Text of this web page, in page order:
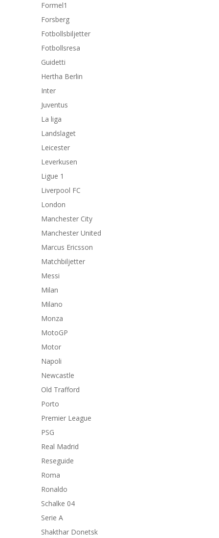
Formel1
Forsberg
Fotbollsbiljetter
Fotbollsresa
Guidetti
Hertha Berlin
Inter
Juventus
La liga
Landslaget
Leicester
Leverkusen
Ligue 1
Liverpool FC
London
Manchester City
Manchester United
Marcus Ericsson
Matchbiljetter
Messi
Milan
Milano
Monza
MotoGP
Motor
Napoli
Newcastle
Old Trafford
Porto
Premier League
PSG
Real Madrid
Reseguide
Roma
Ronaldo
Schalke 04
Serie A
Shakthar Donetsk